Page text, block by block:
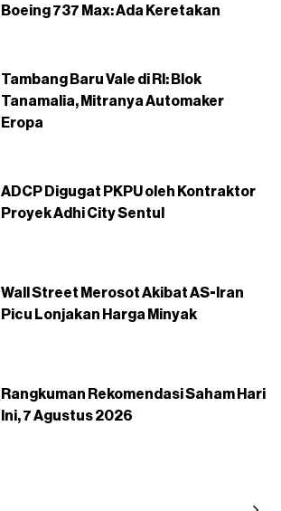
Boeing 737 Max: Ada Keretakan
Tambang Baru Vale di RI: Blok
Tanamalia, Mitranya Automaker
Eropa
ADCP Digugat PKPU oleh Kontraktor
Proyek Adhi City Sentul
Wall Street Merosot Akibat AS-Iran
Picu Lonjakan Harga Minyak
Rangkuman Rekomendasi Saham Hari
Ini, 7 Agustus 2026